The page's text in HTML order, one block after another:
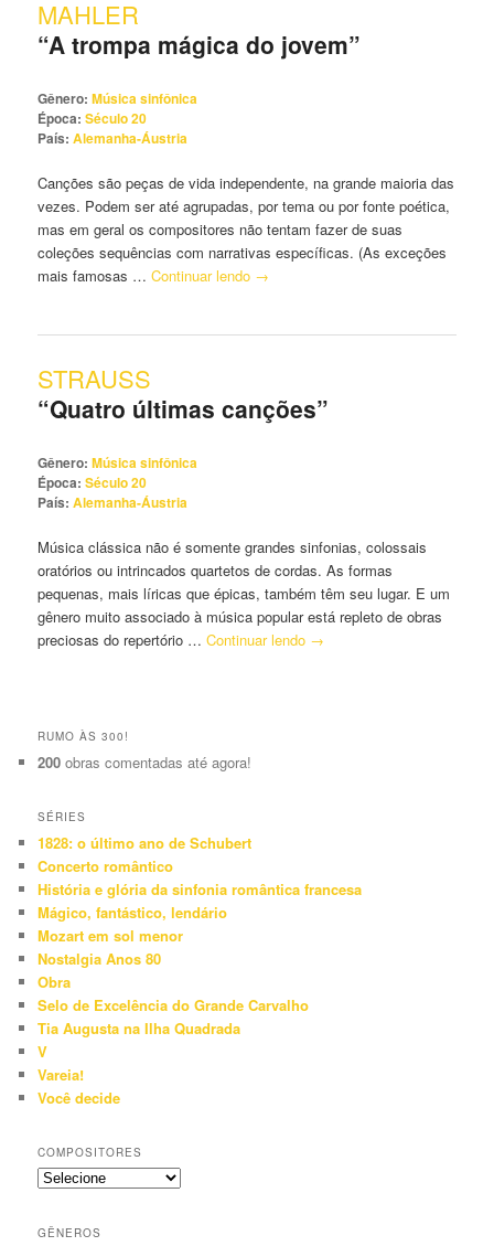
principal
secundário
MAHLER
“A trompa mágica do jovem”
Gênero: Música sinfônica
Época: Século 20
País: Alemanha-Áustria
Canções são peças de vida independente, na grande maioria das
vezes. Podem ser até agrupadas, por tema ou por fonte poética,
mas em geral os compositores não tentam fazer de suas
coleções sequências com narrativas específicas. (As exceções
mais famosas …Continuar lendo →
STRAUSS
“Quatro últimas canções”
Gênero: Música sinfônica
Época: Século 20
País: Alemanha-Áustria
Música clássica não é somente grandes sinfonias, colossais
oratórios ou intrincados quartetos de cordas. As formas
pequenas, mais líricas que épicas, também têm seu lugar. E um
gênero muito associado à música popular está repleto de obras
preciosas do repertório …Continuar lendo →
RUMO ÀS 300!
200 obras comentadas até agora!
SÉRIES
1828: o último ano de Schubert
Concerto romântico
História e glória da sinfonia romântica francesa
Mágico, fantástico, lendário
Mozart em sol menor
Nostalgia Anos 80
Obra
Selo de Excelência do Grande Carvalho
Tia Augusta na Ilha Quadrada
V
Vareia!
Você decide
COMPOSITORES
GÊNEROS